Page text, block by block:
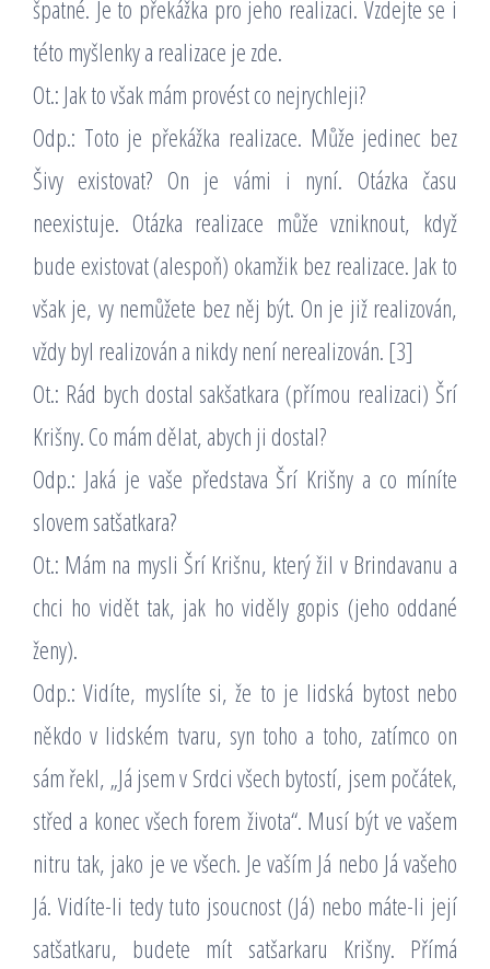
špatné. Je to překážka pro jeho realizaci. Vzdejte se i
této myšlenky a realizace je zde.
Ot.: Jak to však mám provést co nejrychleji?
Odp.: Toto je překážka realizace. Může jedinec bez
Šivy existovat? On je vámi i nyní. Otázka času
neexistuje. Otázka realizace může vzniknout, když
bude existovat (alespoň) okamžik bez realizace. Jak to
však je, vy nemůžete bez něj být. On je již realizován,
vždy byl realizován a nikdy není nerealizován. [3]
Ot.: Rád bych dostal sakšatkara (přímou realizaci) Šrí
Krišny. Co mám dělat, abych ji dostal?
Odp.: Jaká je vaše představa Šrí Krišny a co míníte
slovem satšatkara?
Ot.: Mám na mysli Šrí Krišnu, který žil v Brindavanu a
chci ho vidět tak, jak ho viděly gopis (jeho oddané
ženy).
Odp.: Vidíte, myslíte si, že to je lidská bytost nebo
někdo v lidském tvaru, syn toho a toho, zatímco on
sám řekl, „Já jsem v Srdci všech bytostí, jsem počátek,
střed a konec všech forem života“. Musí být ve vašem
nitru tak, jako je ve všech. Je vaším Já nebo Já vašeho
Já. Vidíte-li tedy tuto jsoucnost (Já) nebo máte-li její
satšatkaru, budete mít satšarkaru Krišny. Přímá